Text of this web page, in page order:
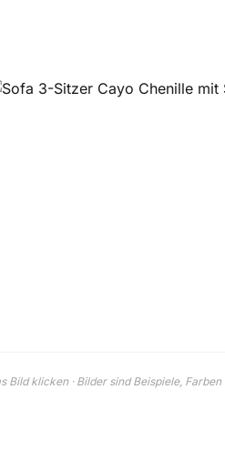
Bild klicken · Bilder sind Beispiele,